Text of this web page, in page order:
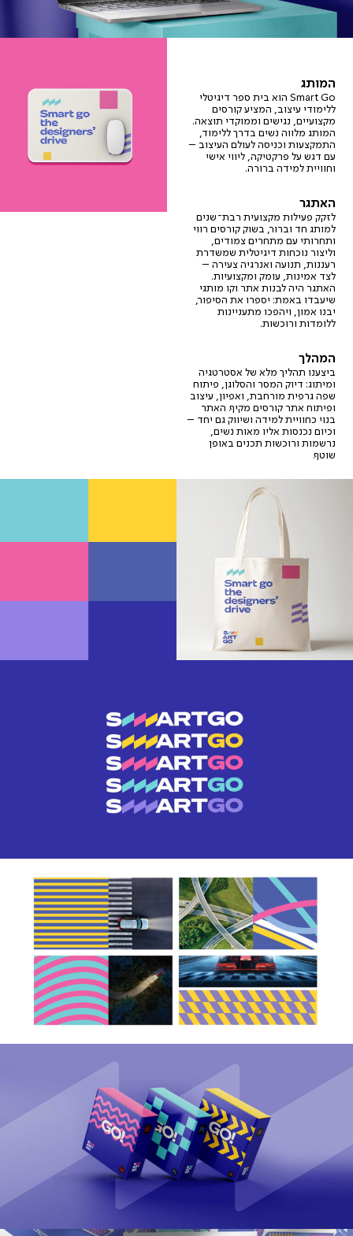
המותג
Smart Go הוא בית ספר דיגיטלי
ללימודי עיצוב, המציע קורסים
מקצועיים, נגישים וממוקדי תוצאה.
המותג מלווה נשים בדרך ללימוד,
התמקצעות וכניסה לעולם העיצוב –
עם דגש על פרקטיקה, ליווי אישי
וחוויית למידה ברורה.
האתגר
לזקק פעילות מקצועית רבת־שנים
למותג חד וברור, בשוק קורסים רווי
ותחרותי עם מתחרים צמודים,
וליצור נוכחות דיגיטלית שמשדרת
רעננות, תנועה ואנרגיה צעירה –
לצד אמינות, עומק ומקצועיות.
האתגר היה לבנות אתר וקו מותגי
שיעבדו באמת: יספרו את הסיפור,
יבנו אמון, ויהפכו מתעניינות
ללומדות ורוכשות.
המהלך
ביצענו תהליך מלא של אסטרטגיה
ומיתוג: דיוק המסר והסלוגן, פיתוח
שפה גרפית מורחבת, ואפיון, עיצוב
ופיתוח אתר קורסים מקיף. האתר
בנוי כחוויית למידה ושיווק גם יחד –
וכיום נכנסות אליו מאות נשים,
נרשמות ורוכשות תכנים באופן
שוטף.